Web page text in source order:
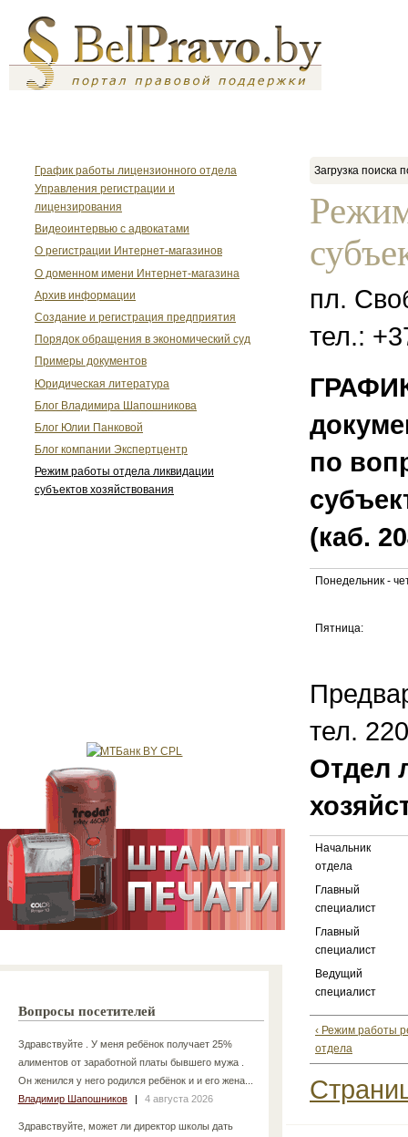
График работы лицензионного отдела
Управления регистрации и
лицензирования
Видеоинтервью с адвокатами
О регистрации Интернет-магазинов
О доменном имени Интернет-магазина
Архив информации
Создание и регистрация предприятия
Порядок обращения в экономический суд
Примеры документов
Юридическая литература
Блог Владимира Шапошникова
Блог Юлии Панковой
Блог компании Экспертцентр
Режим работы отдела ликвидации
субъектов хозяйствования
Вопросы посетителей
Здравствуйте . У меня ребёнок получает 25%
алиментов от заработной платы бывшего мужа .
Он женился у него родился ребёнок и и его жена...
Владимир Шапошников
| 4 августа 2026
Здравствуйте, может ли директор школы дать
Загрузка поиска
пл.
тел.:
по
(каб.
Понедельник -
Пятница:
тел.
Отдел
Начальник
отдела
Главный
специалист
Главный
специалист
Ведущий
специалист
‹ Режим работы
отдела